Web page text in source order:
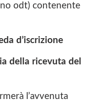
odt) contenente
d’iscrizione
della ricevuta del
l’avvenuta